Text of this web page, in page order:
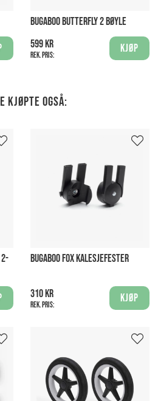
BUGABOO BUTTERFLY 2 BØYLE
599 kr
Rek. pris:
Kjøp
kjøpte også:
2-
BUGABOO FOX KALESJEFESTER
310 kr
Rek. pris:
Kjøp